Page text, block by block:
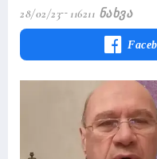
28/02/23 116211 Ნახვა